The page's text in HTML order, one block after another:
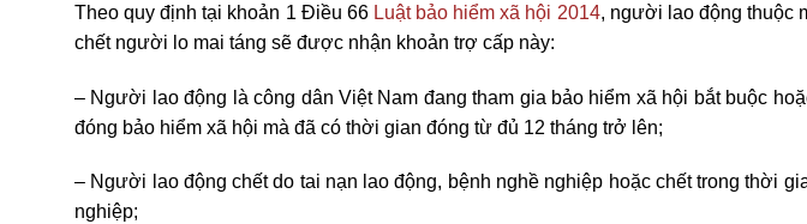
Theo quy định tại khoản 1 Điều 66 Luật bảo hiểm xã hội 2014, người lao động thuộc
chết người lo mai táng sẽ được nhận khoản trợ cấp này:
– Người lao động là công dân Việt Nam đang tham gia bảo hiểm xã hội bắt buộc
đóng bảo hiểm xã hội mà đã có thời gian đóng từ đủ 12 tháng trở lên;
– Người lao động chết do tai nạn lao động, bệnh nghề nghiệp hoặc chết trong thời
nghiệp;